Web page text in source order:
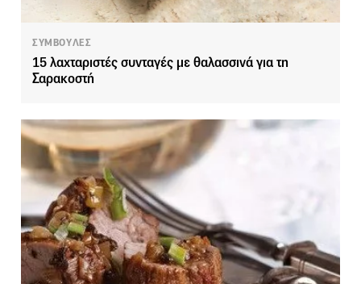
ΣΥΜΒΟΥΛΕΣ
15 λαχταριστές συνταγές με θαλασσινά για τη
Σαρακοστή